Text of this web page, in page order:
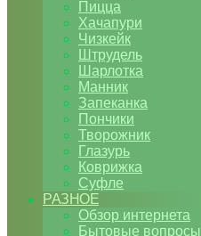
Пицца
Хачапури
Чизкейк
Штрудель
Шарлотка
Манник
Запеканка
Пончики
Творожник
Глазурь
Коврижка
Суфле
РАЗНОЕ
Обзор интернета
Бытовые вопросы